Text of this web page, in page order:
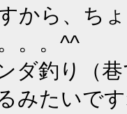
から、ち
。。^^
ダ釣り（
みたいで